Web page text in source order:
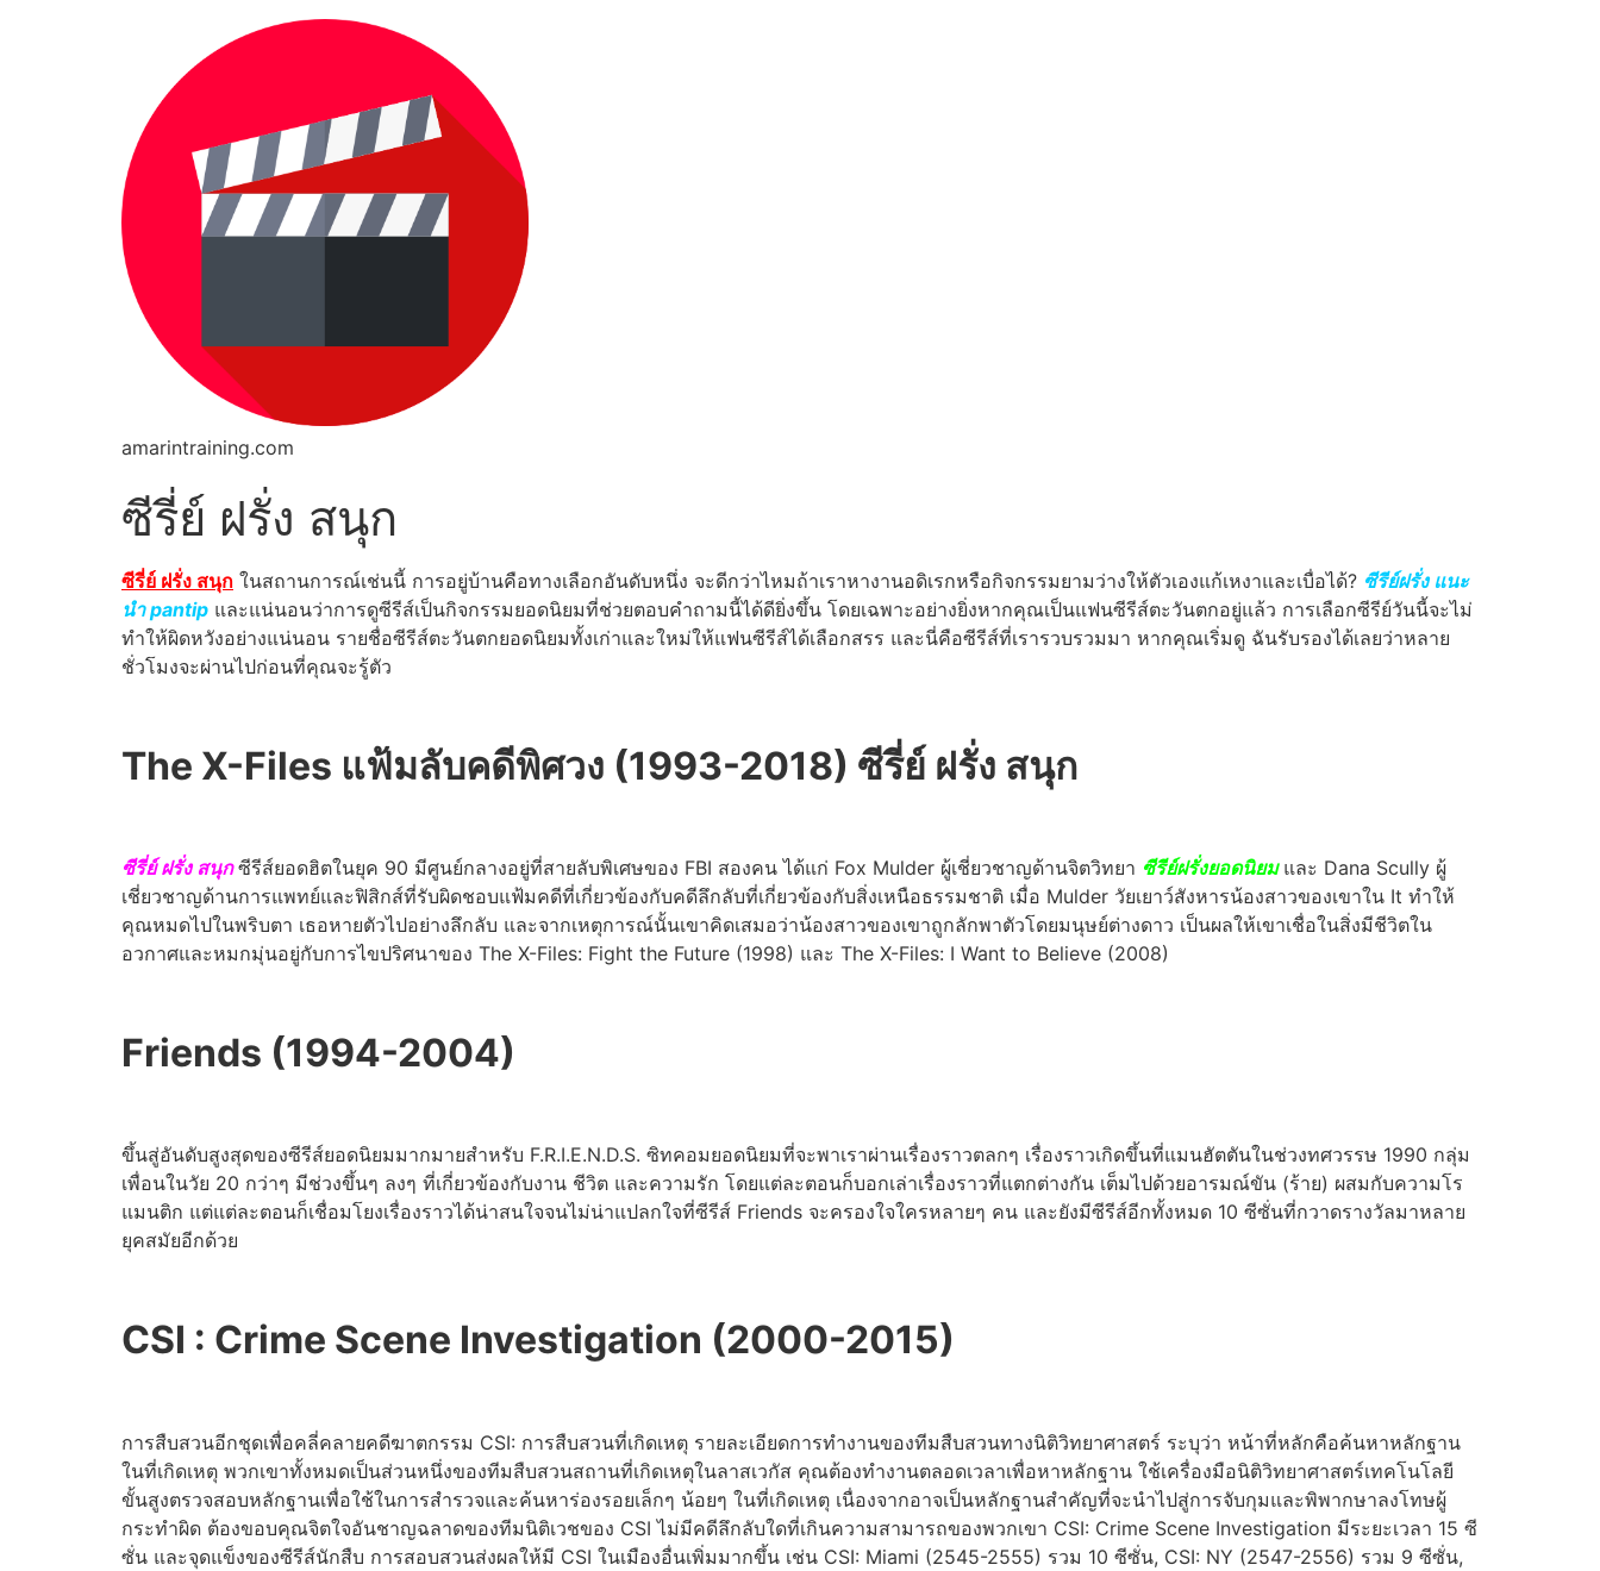
amarintraining.com
ซีรี่ย์ ฝรั่ง สนุก
ซีรี่ย์ ฝรั่ง สนุก ในสถานการณ์เช่นนี้ การอยู่บ้านคือทางเลือกอันดับหนึ่ง จะดีกว่าไหมถ้าเราหางานอดิเรกหรือกิจกรรมยามว่างให้ตัวเองแก้เหงาและเบื่อได้? ซีรีย์ฝรั่ง แนะ
นํา pantip และแน่นอนว่าการดูซีรีส์เป็นกิจกรรมยอดนิยมที่ช่วยตอบคำถามนี้ได้ดียิ่งขึ้น โดยเฉพาะอย่างยิ่งหากคุณเป็นแฟนซีรีส์ตะวันตกอยู่แล้ว การเลือกซีรีย์วันนี้จะไม่
ทำให้ผิดหวังอย่างแน่นอน รายชื่อซีรีส์ตะวันตกยอดนิยมทั้งเก่าและใหม่ให้แฟนซีรีส์ได้เลือกสรร และนี่คือซีรีส์ที่เรารวบรวมมา หากคุณเริ่มดู ฉันรับรองได้เลยว่าหลาย
ชั่วโมงจะผ่านไปก่อนที่คุณจะรู้ตัว
The X-Files แฟ้มลับคดีพิศวง (1993-2018) ซีรี่ย์ ฝรั่ง สนุก
ซีรี่ย์ ฝรั่ง สนุก ซีรีส์ยอดฮิตในยุค 90 มีศูนย์กลางอยู่ที่สายลับพิเศษของ FBI สองคน ได้แก่ Fox Mulder ผู้เชี่ยวชาญด้านจิตวิทยา ซีรีย์ฝรั่งยอดนิยม และ Dana Scully ผู้
เชี่ยวชาญด้านการแพทย์และฟิสิกส์ที่รับผิดชอบแฟ้มคดีที่เกี่ยวข้องกับคดีลึกลับที่เกี่ยวข้องกับสิ่งเหนือธรรมชาติ เมื่อ Mulder วัยเยาว์สังหารน้องสาวของเขาใน It ทำให้
คุณหมดไปในพริบตา เธอหายตัวไปอย่างลึกลับ และจากเหตุการณ์นั้นเขาคิดเสมอว่าน้องสาวของเขาถูกลักพาตัวโดยมนุษย์ต่างดาว เป็นผลให้เขาเชื่อในสิ่งมีชีวิตใน
อวกาศและหมกมุ่นอยู่กับการไขปริศนาของ The X-Files: Fight the Future (1998) และ The X-Files: I Want to Believe (2008)
Friends (1994-2004)
ขึ้นสู่อันดับสูงสุดของซีรีส์ยอดนิยมมากมายสำหรับ F.R.I.E.N.D.S. ซิทคอมยอดนิยมที่จะพาเราผ่านเรื่องราวตลกๆ เรื่องราวเกิดขึ้นที่แมนฮัตตันในช่วงทศวรรษ 1990 กลุ่ม
เพื่อนในวัย 20 กว่าๆ มีช่วงขึ้นๆ ลงๆ ที่เกี่ยวข้องกับงาน ชีวิต และความรัก โดยแต่ละตอนก็บอกเล่าเรื่องราวที่แตกต่างกัน เต็มไปด้วยอารมณ์ขัน (ร้าย) ผสมกับความโร
แมนติก แต่แต่ละตอนก็เชื่อมโยงเรื่องราวได้น่าสนใจจนไม่น่าแปลกใจที่ซีรีส์ Friends จะครองใจใครหลายๆ คน และยังมีซีรีส์อีกทั้งหมด 10 ซีซั่นที่กวาดรางวัลมาหลาย
ยุคสมัยอีกด้วย
CSI : Crime Scene Investigation (2000-2015)
การสืบสวนอีกชุดเพื่อคลี่คลายคดีฆาตกรรม CSI: การสืบสวนที่เกิดเหตุ รายละเอียดการทำงานของทีมสืบสวนทางนิติวิทยาศาสตร์ ระบุว่า หน้าที่หลักคือค้นหาหลักฐาน
ในที่เกิดเหตุ พวกเขาทั้งหมดเป็นส่วนหนึ่งของทีมสืบสวนสถานที่เกิดเหตุในลาสเวกัส คุณต้องทำงานตลอดเวลาเพื่อหาหลักฐาน ใช้เครื่องมือนิติวิทยาศาสตร์เทคโนโลยี
ขั้นสูงตรวจสอบหลักฐานเพื่อใช้ในการสำรวจและค้นหาร่องรอยเล็กๆ น้อยๆ ในที่เกิดเหตุ เนื่องจากอาจเป็นหลักฐานสำคัญที่จะนำไปสู่การจับกุมและพิพากษาลงโทษผู้
กระทำผิด ต้องขอบคุณจิตใจอันชาญฉลาดของทีมนิติเวชของ CSI ไม่มีคดีลึกลับใดที่เกินความสามารถของพวกเขา CSI: Crime Scene Investigation มีระยะเวลา 15 ซี
ซั่น และจุดแข็งของซีรีส์นักสืบ การสอบสวนส่งผลให้มี CSI ในเมืองอื่นเพิ่มมากขึ้น เช่น CSI: Miami (2545-2555) รวม 10 ซีซั่น, CSI: NY (2547-2556) รวม 9 ซีซั่น,